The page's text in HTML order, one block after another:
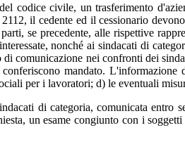
codice civile, un trasferimento
il cedente ed il cessionario
se precedente, alle rispettive
nonché ai sindacati di
comunicazione nei confronti dei
mandato.
per i lavoratori; d) le eventuali
di categoria, comunicata
un esame congiunto con i